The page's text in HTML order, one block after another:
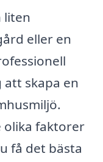
liten
eller en
skapa en
olika faktorer
få det bästa